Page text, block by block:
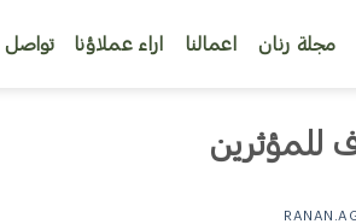
مجلة رنان اعمالنا اراء عملاؤنا تواصل
للمؤثرين